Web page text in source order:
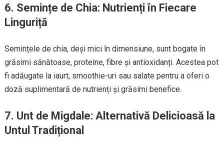
6. Semințe de Chia: Nutrienți în Fiecare
Linguriță
Semințele de chia, deși mici în dimensiune, sunt bogate în
grăsimi sănătoase, proteine, fibre și antioxidanți. Acestea pot
fi adăugate la iaurt, smoothie-uri sau salate pentru a oferi o
doză suplimentară de nutrienți și grăsimi benefice.
7. Unt de Migdale: Alternativă Delicioasă la
Untul Tradițional